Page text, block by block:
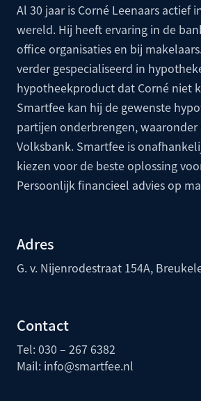
Al 30 jaar is Corné Leenaars actief
wereld. Hij heeft ervaring in de
office organisaties en bij
verder gespecialiseerd in
hypotheekproduct dat Corné niet
Smartfee kan hij de gewenste
partijen onderbrengen, waaronder
Volksbank. Smartfee is
kiezen voor de beste oplossing
Persoonlijk financieel advies op
Adres
G. v. Nijenrodestraat 154A,
Contact
Tel: 030 – 267 6382
Mail: info@smartfee.nl